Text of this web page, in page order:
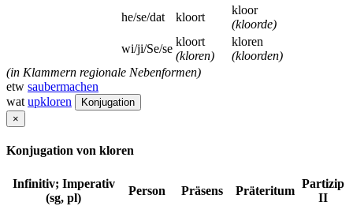
he/se/dat
kloort
kloor
(kloorde)
wi/ji/Se/se
kloort
(kloren)
kloren
(kloorden)
(in Klammern regionale Nebenformen)
etw saubermachen
wat upkloren
Konjugation
×
Konjugation von kloren
Infinitiv; Imperativ
(sg, pl)
Person Präsens Präteritum
Partizip
II